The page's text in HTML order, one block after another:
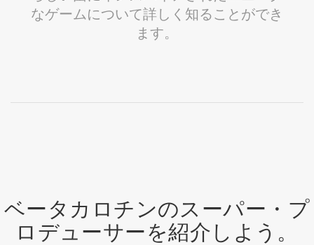
なゲームについて詳しく知ることができ
ます。
ベータカロチンのスーパー・プ
ロデューサーを紹介しよう。